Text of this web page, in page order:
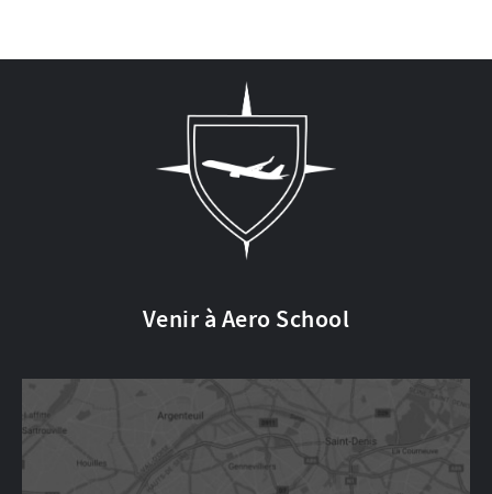
Venir à Aero School